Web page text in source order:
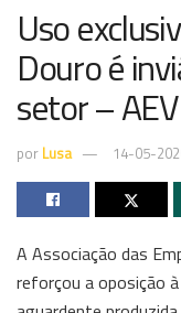
Uso
Douro é
setor –
por Lusa 14-05-
A Associação das
reforçou a oposição